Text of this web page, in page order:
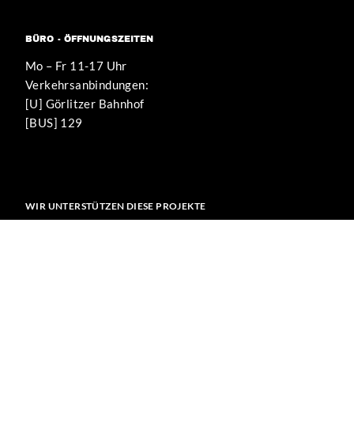
BÜRO - ÖFFNUNGSZEITEN
Mo – Fr 11-17 Uhr
Verkehrsanbindungen:
[U] Görlitzer Bahnhof
[BUS] 129
WIR UNTERSTÜTZEN DIESE PROJEKTE